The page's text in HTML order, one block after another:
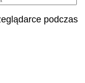
podczas